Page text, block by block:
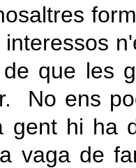
que les
No ens
gent hi ha
vaga de